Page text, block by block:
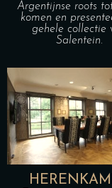
Argentijnse roots
komen en
gehele collectie
Salentein.